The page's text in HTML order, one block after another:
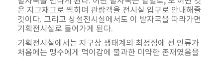
은 지그재그로 찍히며 관람객을 전시실 입구로 안내해줄
것이다. 그리고 상설전시실에서도 이 발자국을 따라가면
기획전시실로 들어가게 된다.
기획전시실에서는 지구상 생태계의 최정점에 선 인류가
처음에는 맹수에게 먹이감에 불과한 미약한 존재였음을